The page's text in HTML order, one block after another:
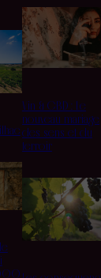
Vin & CBD : Le
nouveau mariage
des sens et du
terroir